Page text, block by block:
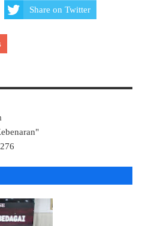
Share on Twitter